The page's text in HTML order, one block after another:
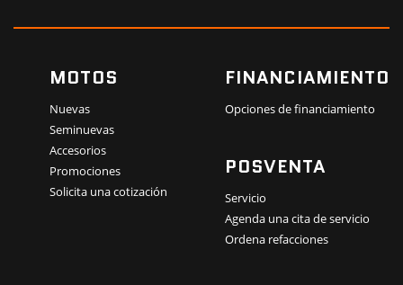
MOTOS
Nuevas
Seminuevas
Accesorios
Promociones
Solicita una cotización
FINANCIAMIENTO
Opciones de financiamiento
POSVENTA
Servicio
Agenda una cita de servicio
Ordena refacciones